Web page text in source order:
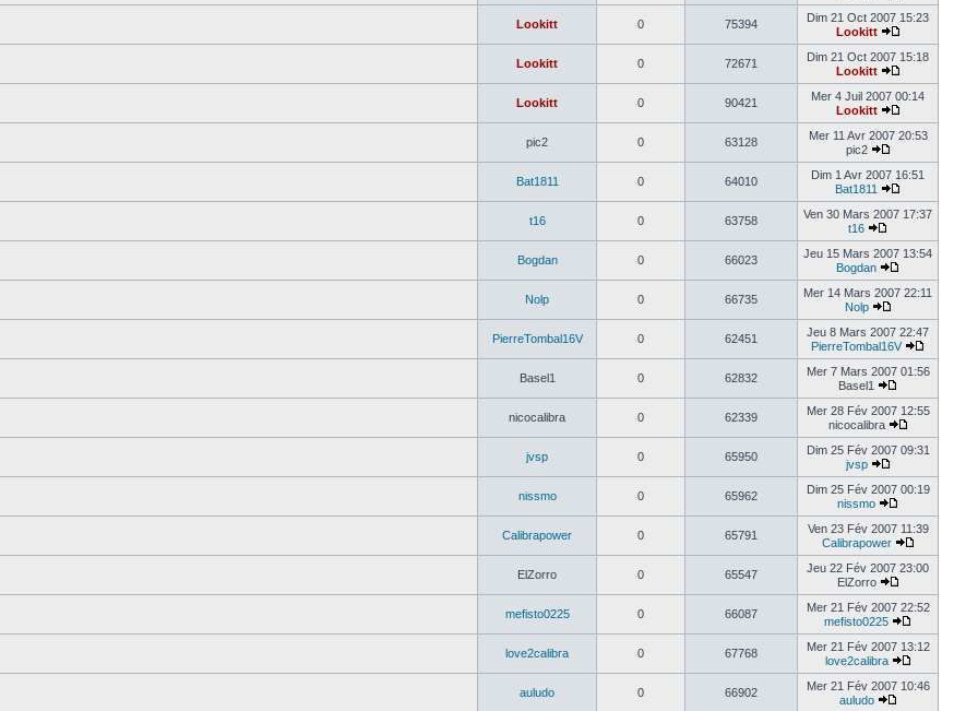
Lookitt 0 75394
Dim 21 Oct 2007 15:23
Lookitt
Lookitt 0 72671
Dim 21 Oct 2007 15:18
Lookitt
Lookitt 0 90421
Mer 4 Juil 2007 00:14
Lookitt
pic2 0 63128
Mer 11 Avr 2007 20:53
pic2
Bat1811 0 64010
Dim 1 Avr 2007 16:51
Bat1811
t16 0 63758
Ven 30 Mars 2007 17:37
t16
Bogdan 0 66023
Jeu 15 Mars 2007 13:54
Bogdan
Nolp 0 66735
Mer 14 Mars 2007 22:11
Nolp
PierreTombal16V 0 62451
Jeu 8 Mars 2007 22:47
PierreTombal16V
Basel1 0 62832
Mer 7 Mars 2007 01:56
Basel1
nicocalibra 0 62339
Mer 28 Fév 2007 12:55
nicocalibra
jvsp 0 65950
Dim 25 Fév 2007 09:31
jvsp
nissmo 0 65962
Dim 25 Fév 2007 00:19
nissmo
Calibrapower 0 65791
Ven 23 Fév 2007 11:39
Calibrapower
ElZorro 0 65547
Jeu 22 Fév 2007 23:00
ElZorro
mefisto0225 0 66087
Mer 21 Fév 2007 22:52
mefisto0225
love2calibra 0 67768
Mer 21 Fév 2007 13:12
love2calibra
auludo 0 66902
Mer 21 Fév 2007 10:46
auludo